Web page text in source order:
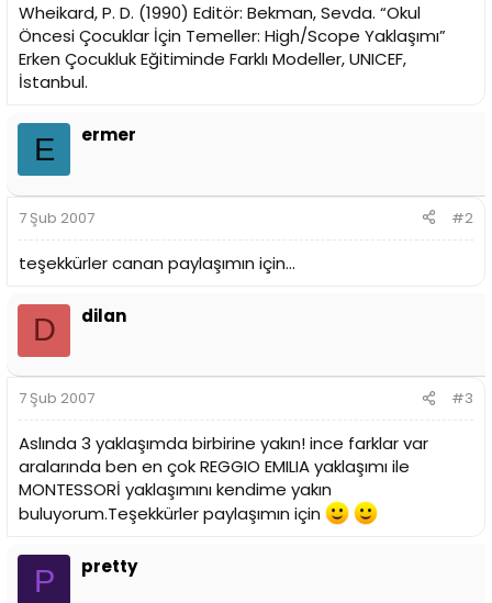
Wheikard, P. D. (1990) Editör: Bekman, Sevda. “Okul
Öncesi Çocuklar İçin Temeller: High/Scope Yaklaşımı”
Erken Çocukluk Eğitiminde Farklı Modeller, UNICEF,
İstanbul.
E ermer
7 Şub 2007 #2
teşekkürler canan paylaşımın için...
D dilan
7 Şub 2007 #3
Aslında 3 yaklaşımda birbirine yakın! ince farklar var
aralarında ben en çok REGGIO EMILIA yaklaşımı ile
MONTESSORİ yaklaşımını kendime yakın
buluyorum.Teşekkürler paylaşımın için
P pretty